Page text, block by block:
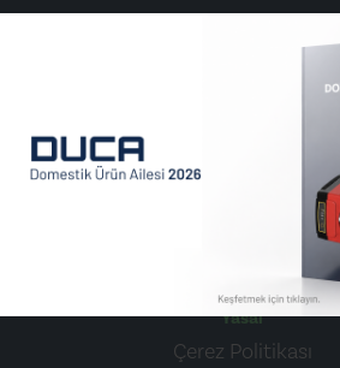
+90 (212) 830
Yasal
Çerez Politikası